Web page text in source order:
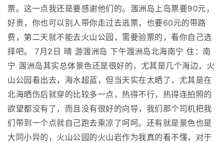
票。这一点我还是要感谢他们的。涠洲岛上岛票要90元，
好贵，你也可以别人带你走过去逃票，也要60元的带路
费，第二天就不能去火山公园，需要验票的，看你自己选
择吧。 7月2日 晴 游涠洲岛 下午涠洲岛北海南宁 住：南
宁 涠洲岛其实总体景色还是很好的，尤其是几个海边，火
山公园看出去，海水超蓝，但当天实在太晒了，尤其是在
北海晒伤后就穿的比较多一点，热得不行，热得连拍照的
欲望都没有了，而且没有很好的向导，我们那个司机把我
们带到一个点就自己跑去乘凉了呵呵。还有就是景色也是
大同小异的，火山公园的火山岩作为我真的看不懂，对于